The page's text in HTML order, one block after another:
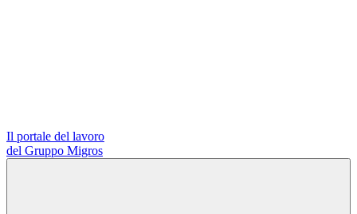
Il portale del lavoro
del Gruppo Migros